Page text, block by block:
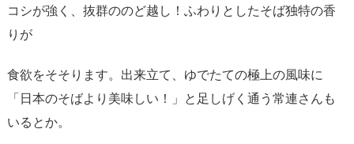
コシが強く、抜群ののど越し！ふわりとしたそば独特の香
りが
食欲をそそります。出来立て、ゆでたての極上の風味に
「日本のそばより美味しい！」と足しげく通う常連さんも
いるとか。